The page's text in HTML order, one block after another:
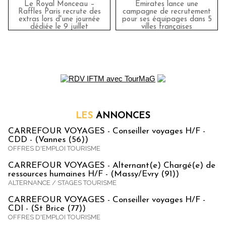
Le Royal Monceau –
Raffles Paris recrute des
extras lors d'une journée
dédiée le 9 juillet
Emirates lance une
campagne de recrutement
pour ses équipages dans 5
villes françaises
LES ANNONCES
CARREFOUR VOYAGES - Conseiller voyages H/F -
CDD - (Vannes (56))
OFFRES D'EMPLOI TOURISME
CARREFOUR VOYAGES - Alternant(e) Chargé(e) de
ressources humaines H/F - (Massy/Evry (91))
ALTERNANCE / STAGES TOURISME
CARREFOUR VOYAGES - Conseiller voyages H/F -
CDI - (St Brice (77))
OFFRES D'EMPLOI TOURISME